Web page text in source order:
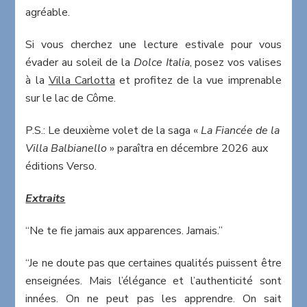
agréable.
Si vous cherchez une lecture estivale pour vous
évader au soleil de la Dolce Italia, posez vos valises
à la Villa Carlotta et profitez de la vue imprenable
sur le lac de Côme.
P.S.: Le deuxième volet de la saga «La Fiancée de la
Villa Balbianello» paraîtra en décembre 2026 aux
éditions Verso.
Extraits
“Ne te fie jamais aux apparences. Jamais.”
“Je ne doute pas que certaines qualités puissent être
enseignées. Mais l’élégance et l’authenticité sont
innées. On ne peut pas les apprendre. On sait